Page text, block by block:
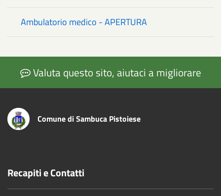
Ambulatorio medico - APERTURA
Valuta questo sito, aiutaci a migliorare
Comune di Sambuca Pistoiese
Recapiti e Contatti